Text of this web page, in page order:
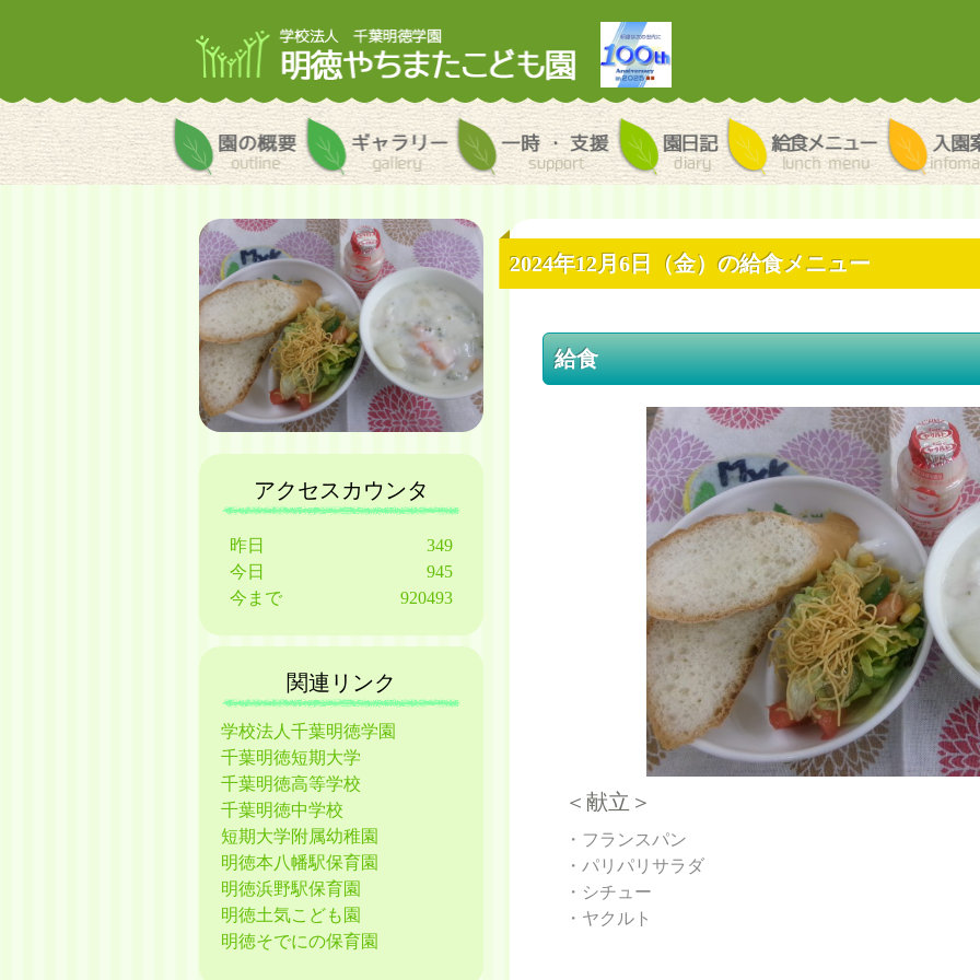
園の概要 ギャラリー 一時・支援 園日記 給食メニュ
アクセスカウンタ
昨日
349
今日
945
今まで
920493
関連リンク
学校法人千葉明徳学園
千葉明徳短期大学
千葉明徳高等学校
千葉明徳中学校
短期大学附属幼稚園
明徳本八幡駅保育園
明徳浜野駅保育園
明徳土気こども園
明徳そでにの保育園
2024年12月6日（金）の給食メニュー
給食
＜献立＞
・フランスパン
・パリパリサラダ
・シチュー
・ヤクルト